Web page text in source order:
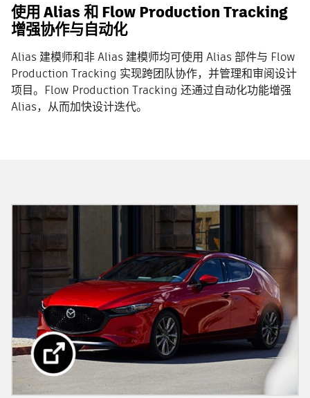
使用 Alias 和 Flow Production Tracking
增强协作与自动化
Alias 建模师和非 Alias 建模师均可使用 Alias 部件与 Flow
Production Tracking 实现跨团队协作，并管理和审阅设计
项目。Flow Production Tracking 还通过自动化功能增强
Alias，从而加快设计迭代。